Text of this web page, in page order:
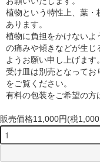
植物という特性上、葉
あります。
植物に負担をかけない
の痛みや傾きなどが生じ
ようお願い申し上げます。
受け皿は別売となってお
をご覧ください。
有料の包装をご希望の方
販売価格11,000円(税